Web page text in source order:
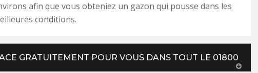
afin que vous obteniez un gazon qui pousse dans les
conditions.
GRATUITEMENT POUR VOUS DANS TOUT LE 01800